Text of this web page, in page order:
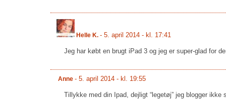
Helle K. - 5. april 2014 - kl. 17:41
Jeg har købt en brugt iPad 3 og jeg er super-glad for
Anne - 5. april 2014 - kl. 19:55
Tillykke med din Ipad, dejligt “legetøj” jeg blogger